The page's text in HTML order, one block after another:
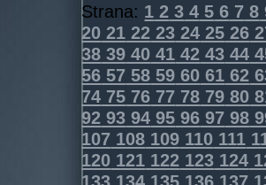
Strana: 1 2 3 4 5 6 7 8
20 21 22 23 24 25 26
38 39 40 41 42 43 44
56 57 58 59 60 61 62
74 75 76 77 78 79 80
92 93 94 95 96 97 98
107 108 109 110 111
120 121 122 123 124